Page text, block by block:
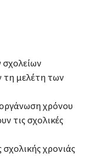
σχολείων
τη μελέτη των
χρόνου
τις σχολικές
χρονιάς